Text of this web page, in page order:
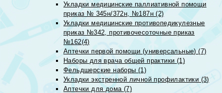
Укладки медицинские паллиативной помощи
приказ № 345н/372н, №187н (2)
Укладки медицинские противопедикулезные
приказ №342, противочесоточные приказ
№162(4)
Аптечки первой помощи (универсальные) (7)
Наборы для врача общей практики (1)
Фельдшерские наборы (1)
Укладки экстренной личной профилактики (3)
Аптечки для дома (7)